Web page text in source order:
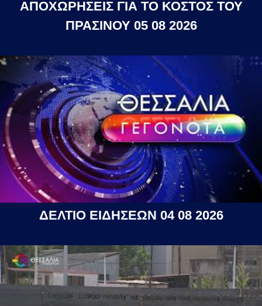
ΑΠΟΧΩΡΗΣΕΙΣ ΓΙΑ ΤΟ ΚΟΣΤΟΣ ΤΟΥ
ΠΡΑΣΙΝΟΥ 05 08 2026
ΔΕΛΤΙΟ ΕΙΔΗΣΕΩΝ 04 08 2026